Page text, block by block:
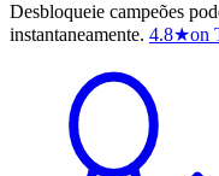
Desbloqueie campeões
instantaneamente. 4.8★on